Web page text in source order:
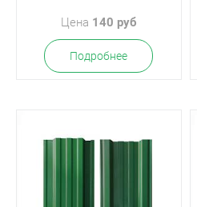
Цена 140 руб
Подробнее